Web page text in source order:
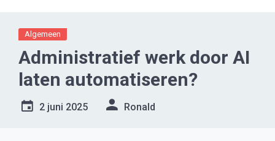
Algemeen
Administratief werk door AI
laten automatiseren?
2 juni 2025 Ronald